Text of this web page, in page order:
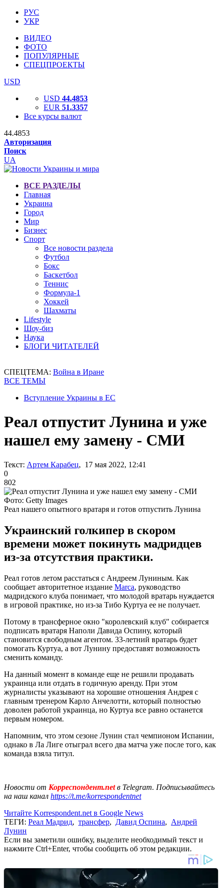
РУС
УКР
ВИДЕО
ФОТО
ПОПУЛЯРНЫЕ
СПЕЦПРОЕКТЫ
USD
USD 44.4853
EUR 51.3357
Все курсы валют
44.4853
Авторизация
Поиск
UA
ВСЕ РАЗДЕЛЫ
Главная
Украина
Город
Мир
Бизнес
Спорт
Все новости раздела
Футбол
Бокс
Баскетбол
Теннис
Формула-1
Хоккей
Шахматы
Lifestyle
Шоу-биз
Наука
БЛОГИ ЧИТАТЕЛЕЙ
СПЕЦТЕМА: Война в Иране
ВСЕ ТЕМЫ
Вступление Украины в ЕС
Реал отпустит Лунина и уже
нашел ему замену - СМИ
Текст: Артем Карабец, 17 мая 2022, 12:41
0
802
Фото: Getty Images
Реал нашего опытного вратаря и готов отпустить Лунина
Украинский голкипер в скором
времени может покинуть мадридцев
из-за отсутствия практики.
Реал готов летом расстаться с Андреем Луниным. Как
сообщает авторитетное издание Marca, руководство
мадридского клуба понимает, что молодой вратарь нуждается
в игровой практике, но из-за Тибо Куртуа ее не получает.
Потому в трансферное окно "королевский клуб" собирается
подписать вратаря Наполи Давида Оспину, который
становится свободным агентом. 33-летний вратарь будет
помогать Куртуа, а вот Лунину предоставят возможность
сменить команду.
На данный момент в команде еще не решили продавать
украинца или отдать в годичную аренду. При этом
журналисты указывают на хорошие отношения Андрея с
главным тренером Карло Анчелотти, который полностью
доволен работой украинца, но Куртуа все равно останется
первым номером.
Напомним, что этом сезоне Лунин стал чемпионом Испании,
однако в Ла Лиге отыграл всего два матча уже после того, как
команда взяла титул.
Новости от Корреспондент.netв Telegram. Подписывайтесь
на наш канал https://t.me/korrespondentnet
Читайте Korrespondent.net в Google News
ТЕГИ: Реал Мадрид, трансфер, Давид Оспина, Андрей
Лунин
Если вы заметили ошибку, выделите необходимый текст и
нажмите Ctrl+Enter, чтобы сообщить об этом редакции.